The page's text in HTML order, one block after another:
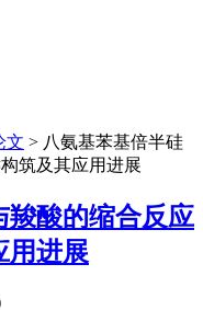
文 > 八氨基苯基倍半硅
筑及其应用进展
羧酸的缩合反应
用进展